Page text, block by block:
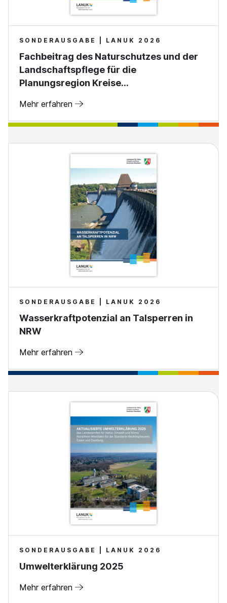
SONDERAUSGABE | LANUK 2026
Fachbeitrag des Naturschutzes und der
Landschaftspflege für die
Planungsregion Kreise…
Mehr erfahren
SONDERAUSGABE | LANUK 2026
Wasserkraftpotenzial an Talsperren in
NRW
Mehr erfahren
SONDERAUSGABE | LANUK 2026
Umwelterklärung 2025
Mehr erfahren